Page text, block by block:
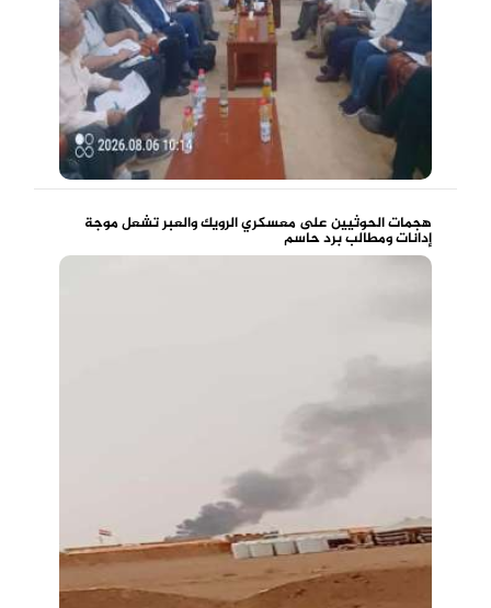
هجمات الحوثيين على معسكري الرويك والعبر تشعل موجة
إدانات ومطالب برد حاسم